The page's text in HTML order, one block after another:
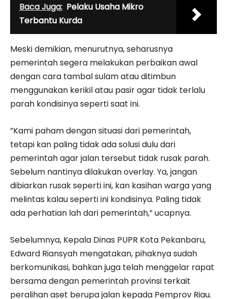
Baca Juga: Pelaku Usaha Mikro
Terbantu Kurda
Meski demikian, menu­rut­nya, seharusnya
pemerintah segera melakukan perbaikan awal
dengan cara tambal sulam atau ditimbun
menggunakan kerikil atau pasir agar tidak terlalu
parah kondisinya seperti saat ini.
”Kami paham dengan situasi dari pemerintah,
tetapi kan paling tidak ada solusi dulu dari
pemerintah agar jalan tersebut tidak rusak parah.
Sebelum nantinya dilakukan overlay. Ya, jangan
dibiarkan rusak seperti ini, kan kasihan warga yang
melintas kalau seperti ini kondisinya. Paling tidak
ada perhatian lah dari pemerintah,” ucapnya.
Sebelumnya, Kepala Dinas PUPR Kota Pekanbaru,
Edward Riansyah mengatakan, pihaknya sudah
berkomunikasi, bahkan juga telah menggelar rapat
bersama dengan pemerintah provinsi terkait
peralihan aset berupa jalan kepada Pemprov Riau.